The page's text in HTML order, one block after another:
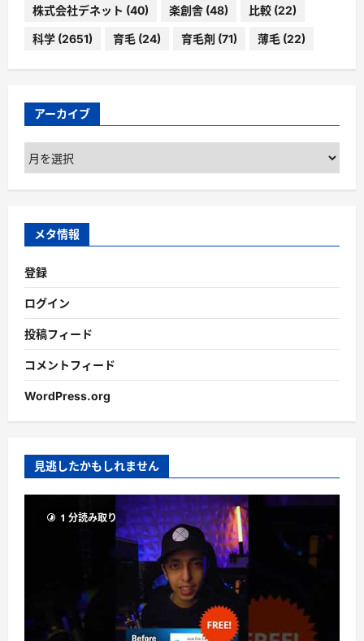
株式会社デネット (40) 楽創舎 (48) 比較 (22)
科学 (2651) 育毛 (24) 育毛剤 (71) 薄毛 (22)
アーカイブ
ア
ー
カ
ブ
メタ情報
登録
ログイン
投稿フィード
コメントフィード
WordPress.org
見逃したかもしれません
1 分読み取り